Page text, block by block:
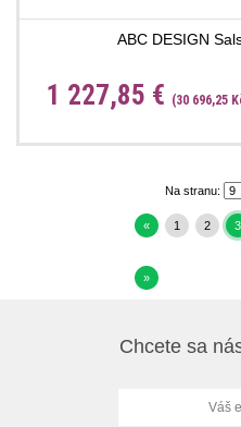
ABC DESIGN
1 227,85 € (30 696,25
Na stranu:
« 1 2 3
»
Chcete sa